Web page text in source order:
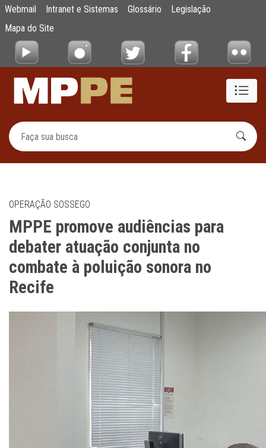
Pular para o Conteúdo principal
MPPE promove audiências para debater
Webmail Intranet e Sistemas Glossário
Legislação
Mapa do Site
OPERAÇÃO SOSSEGO
MPPE promove audiências para
debater atuação conjunta no
combate à poluição sonora no
Recife